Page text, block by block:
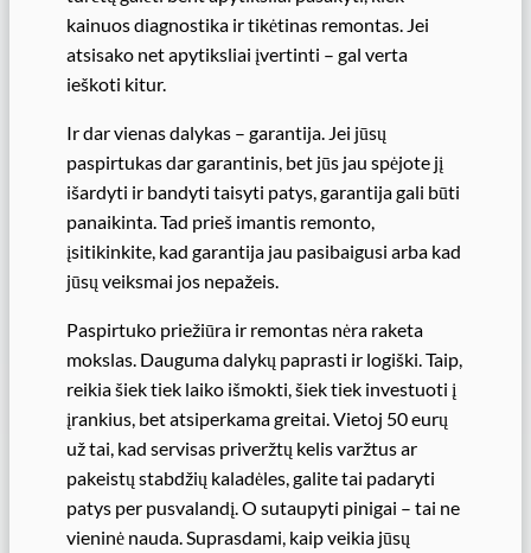
kainuos diagnostika ir tikėtinas remontas. Jei
atsisako net apytiksliai įvertinti – gal verta
ieškoti kitur.
Ir dar vienas dalykas – garantija. Jei jūsų
paspirtukas dar garantinis, bet jūs jau spėjote jį
išardyti ir bandyti taisyti patys, garantija gali būti
panaikinta. Tad prieš imantis remonto,
įsitikinkite, kad garantija jau pasibaigusi arba kad
jūsų veiksmai jos nepažeis.
Paspirtuko priežiūra ir remontas nėra raketa
mokslas. Dauguma dalykų paprasti ir logiški. Taip,
reikia šiek tiek laiko išmokti, šiek tiek investuoti į
įrankius, bet atsiperkama greitai. Vietoj 50 eurų
už tai, kad servisas priveržtų kelis varžtus ar
pakeistų stabdžių kaladėles, galite tai padaryti
patys per pusvalandį. O sutaupyti pinigai – tai ne
vieninė nauda. Suprasdami, kaip veikia jūsų